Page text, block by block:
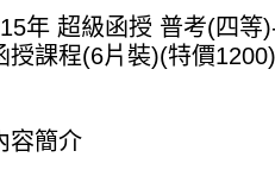
年 超級函授 普考(四等
授課程(6片裝)(特價1200)
容簡介